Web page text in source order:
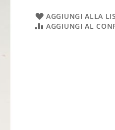
AGGIUNGI ALLA
AGGIUNGI AL